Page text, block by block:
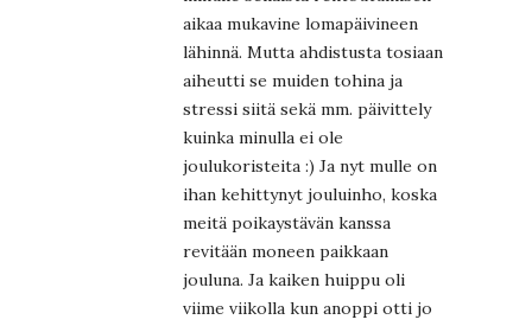
aikaa mukavine lomapäivineen
lähinnä. Mutta ahdistusta tosiaan
aiheutti se muiden tohina ja
stressi siitä sekä mm. päivittely
kuinka minulla ei ole
joulukoristeita :) Ja nyt mulle on
ihan kehittynyt jouluinho, koska
meitä poikaystävän kanssa
revitään moneen paikkaan
jouluna. Ja kaiken huippu oli
viime viikolla kun anoppi otti jo